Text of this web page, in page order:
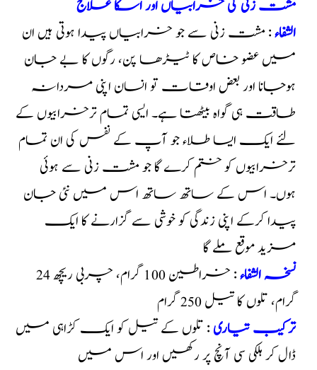
مشت زنی کی خرابیاں اور اسکا علاج
الشفاء: مشت زنی سے جو خرابیاں پیدا ہوتی ہیں ان
میں عضو خاص کا ٹیڑھا پن، رگوں کا بے جان
ہوجانا اور بعض اوقات تو انسان اپنی مردانہ
طاقت ہی گواہ بیٹھتا ہے۔ ایسی تمام ترخرابیوں کے
لئے ایک ایسا طلاء جو آپ کے نفس کی ان تمام
ترخرابیوں کو ختم کرے گا جو مشت زنی سے ہوئی
ہوں۔ اس کے ساتھ ساتھ اس میں نئی جان
پیدا کرکے اپنی زندگی کو خوشی سے گزارنے کا ایک
مزید موقع ملے گا
نسخہ الشفاء
: خراطین 100 گرام، چربی ریچھ 24
گرام، تلوں کا تیل 250 گرام
ترکیب تیاری: تلوں کے تیل کو ایک کڑاہی میں
ڈال کر ہلکی سی آنچ پر رکھیں اور اس میں